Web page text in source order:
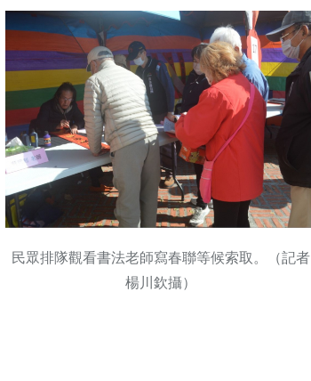
民眾排隊觀看書法老師寫春聯等候索取。（記者
楊川欽攝）